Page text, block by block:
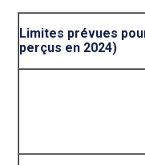
Limites prévues
perçus en 2024)